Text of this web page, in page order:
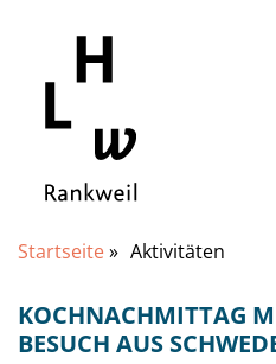
Startseite» Aktivitäten
KOCHNACHMITTAG
BESUCH AUS